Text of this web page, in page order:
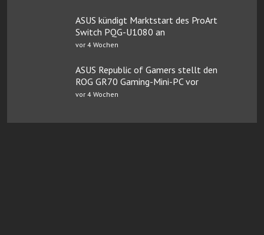
ASUS kündigt Marktstart des ProArt
Switch PQG-U1080 an
vor 4 Wochen
ASUS Republic of Gamers stellt den
ROG GR70 Gaming-Mini-PC vor
vor 4 Wochen